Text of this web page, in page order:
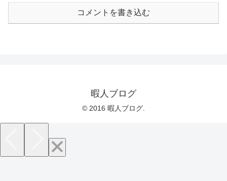
コメントを書き込む
暇人ブログ
© 2016 暇人ブログ.